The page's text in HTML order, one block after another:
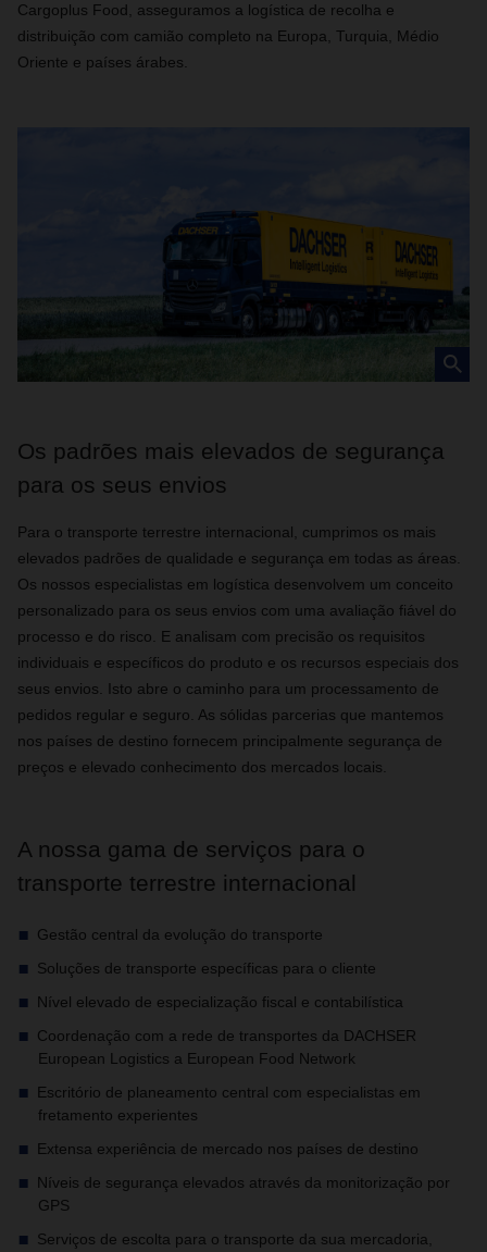
Cargoplus Food, asseguramos a logística de recolha e
distribuição com camião completo na Europa, Turquia, Médio
Oriente e países árabes.
Os padrões mais elevados de segurança
para os seus envios
Para o transporte terrestre internacional, cumprimos os mais
elevados padrões de qualidade e segurança em todas as áreas.
Os nossos especialistas em logística desenvolvem um conceito
personalizado para os seus envios com uma avaliação fiável do
processo e do risco. E analisam com precisão os requisitos
individuais e específicos do produto e os recursos especiais dos
seus envios. Isto abre o caminho para um processamento de
pedidos regular e seguro. As sólidas parcerias que mantemos
nos países de destino fornecem principalmente segurança de
preços e elevado conhecimento dos mercados locais.
A nossa gama de serviços para o
transporte terrestre internacional
Gestão central da evolução do transporte
Soluções de transporte específicas para o cliente
Nível elevado de especialização fiscal e contabilística
Coordenação com a rede de transportes da DACHSER
European Logistics a European Food Network
Escritório de planeamento central com especialistas em
fretamento experientes
Extensa experiência de mercado nos países de destino
Níveis de segurança elevados através da monitorização por
GPS
Serviços de escolta para o transporte da sua mercadoria,